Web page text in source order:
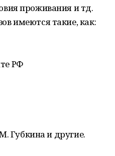
проживания и тд.
имеются такие, как:
РФ
Губкина и другие.